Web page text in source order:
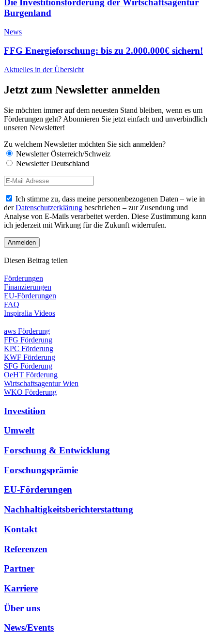
Die Investitionsförderung der Wirtschaftsagentur
Burgenland
News
FFG Energieforschung: bis zu 2.000.000€ sichern!
Aktuelles in der Übersicht
Jetzt zum Newsletter anmelden
Sie möchten immer auf dem neuesten Stand bleiben, wenn es um
Förderungen geht? Abonnieren Sie jetzt einfach und unverbindlich
unseren Newsletter!
Zu welchem Newsletter möchten Sie sich anmelden?
Newsletter Österreich/Schweiz
Newsletter Deutschland
Ich stimme zu, dass meine personenbezogenen Daten – wie in
derDatenschutzerklärung beschrieben – zur Zusendung und
Analyse von E-Mails verarbeitet werden. Diese Zustimmung kann
ich jederzeit mit Wirkung für die Zukunft widerrufen.
Diesen Beitrag teilen
Förderungen
Finanzierungen
EU-Förderungen
FAQ
Inspiralia Videos
aws Förderung
FFG Förderung
KPC Förderung
KWF Förderung
SFG Förderung
OeHT Förderung
Wirtschaftsagentur Wien
WKO Förderung
Investition
Umwelt
Forschung & Entwicklung
Forschungsprämie
EU-Förderungen
Nachhaltigkeitsberichterstattung
Kontakt
Referenzen
Partner
Karriere
Über uns
News/Events